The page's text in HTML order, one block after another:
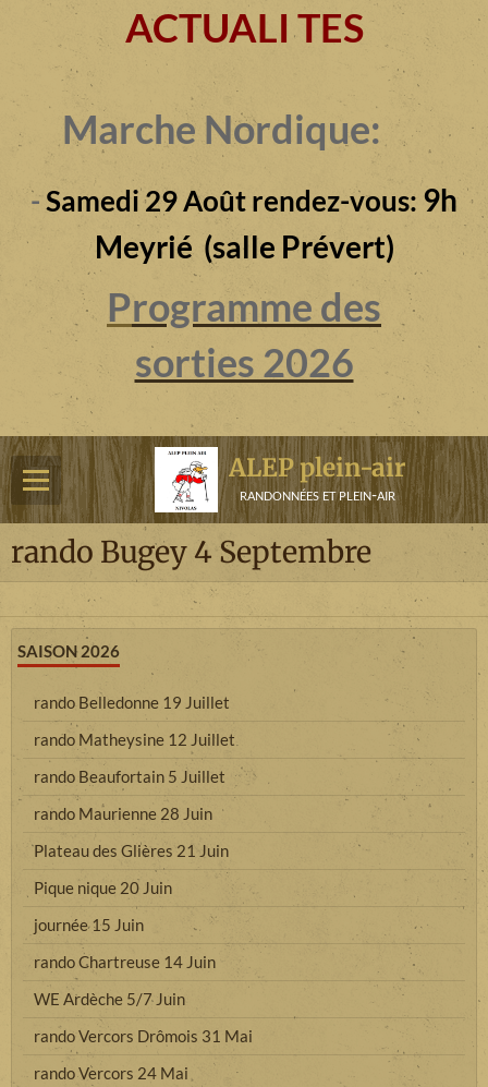
ACTUALI TES
Marche Nordique:
-Samedi 29 Août rendez-vous: 9h
Meyrié (salle Prévert)
Programme des
sorties 2026
ALEP plein-air
randonnées et plein-air
rando Bugey 4 Septembre
SAISON 2026
rando Belledonne 19 Juillet
rando Matheysine 12 Juillet
rando Beaufortain 5 Juillet
rando Maurienne 28 Juin
Plateau des Glières 21 Juin
Pique nique 20 Juin
journée 15 Juin
rando Chartreuse 14 Juin
WE Ardèche 5/7 Juin
rando Vercors Drômois 31 Mai
rando Vercors 24 Mai